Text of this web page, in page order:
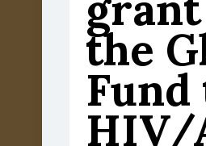
the
HIV/